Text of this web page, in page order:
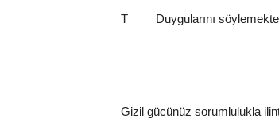
T Duygularını
Gizil gücünüz sorumlulukla